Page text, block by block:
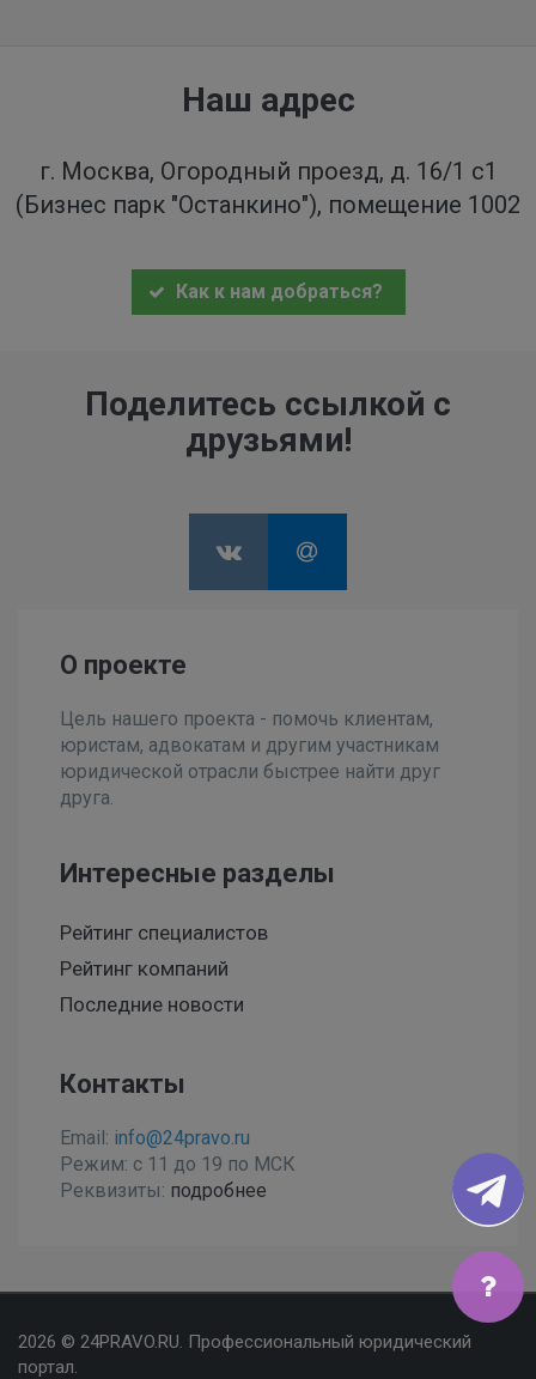
Наш адрес
г. Москва, Огородный проезд, д. 16/1 с1
(Бизнес парк "Останкино"), помещение 1002
Как к нам добраться?
Поделитесь ссылкой с
друзьями!
О проекте
Цель нашего проекта - помочь клиентам,
юристам, адвокатам и другим участникам
юридической отрасли быстрее найти друг
друга.
Интересные разделы
Рейтинг специалистов
Рейтинг компаний
Последние новости
Контакты
Email: info@24pravo.ru
Режим: с 11 до 19 по МСК
Реквизиты: подробнее
2026 © 24PRAVO.RU. Профессиональный юридический
портал.
Мы используем файлы cookies, чтобы улучшить сайт
для Вас